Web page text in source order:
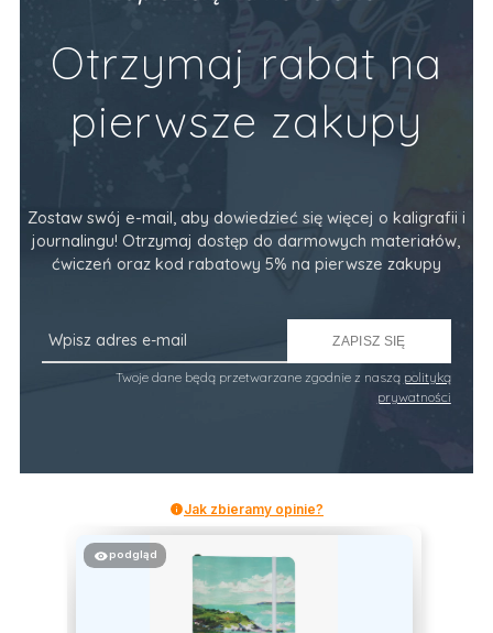
Otrzymaj rabat na
pierwsze zakupy
Zostaw swój e-mail, aby dowiedzieć się więcej o kaligrafii i
journalingu! Otrzymaj dostęp do darmowych materiałów,
ćwiczeń oraz kod rabatowy 5% na pierwsze zakupy
ZAPISZ SIĘ
Twoje dane będą przetwarzane zgodnie z naszą polityką
prywatności
Jak zbieramy opinie?
podgląd